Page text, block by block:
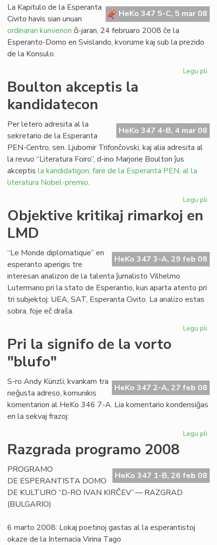
HeKo 347 5-C, 5 mar 08
La Kapitulo de la Esperanta
Civito havis sian unuan
ordinaran kunvenon ĉi-jaran, 24 februaro 2008 ĉe la
Esperanto-Domo en Svislando, kvorume kaj sub la prezido
de la Konsulo.
Legu pli
Boulton akceptis la
kandidatecon
HeKo 347 4-B, 4 mar 08
Per letero adresita al la
sekretario de la Esperanta
PEN-Centro, sen. Ljubomir Trifonĉovski, kaj alia adresita al
la revuo “Literatura Foiro”, d-ino Marjorie Boulton ĵus
akceptis la kandidatigon, fare de la Esperanta PEN, al la
literatura Nobel-premio.
Legu pli
Objektive kritikaj rimarkoj en
LMD
HeKo 347 3-A, 29 feb 08
“Le Monde diplomatique” en
esperanto aperigis tre
interesan analizon de la talenta ĵurnalisto Vilhelmo
Lutermano pri la stato de Esperantio, kun aparta atento pri
tri subjektoj: UEA, SAT, Esperanta Civito. La analizo estas
sobra, foje eĉ draŝa.
Legu pli
Pri la signifo de la vorto
"blufo"
HeKo 347 2-A, 27 feb 08
S-ro Andy Künzli, kvankam tra
neĝusta adreso, komunikis
komentarion al HeKo 346 7-A. Lia komentario kondensiĝas
en la sekvaj frazoj:
Legu pli
la
Razgrada programo 2008
HeKo 347 1-B, 26 feb 08
PROGRAMO
DE ESPERANTISTA DOMO
DE KULTURO “D-RO IVAN KIRĈEV” — RAZGRAD
(BULGARIO)
6 marto 2008: Lokaj poetinoj gastas al la esperantistoj
okaze de la Internacia Virina Tago